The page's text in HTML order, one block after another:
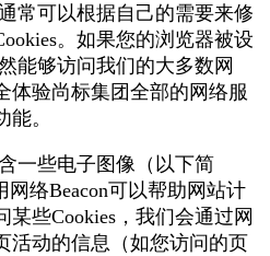
常可以根据自己的需要来修
。如果您的浏览器被设
能够访问我们的大多数网
体验尚标集团全部的网络服
。
一些电子图像（以下简
网络Beacon可以帮助网站计
些Cookies，我们会通过网
活动的信息（如您访问的页